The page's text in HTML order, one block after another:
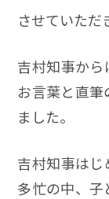
させていただ
吉村知事か
お言葉と直
ました。
吉村知事は
多忙の中、